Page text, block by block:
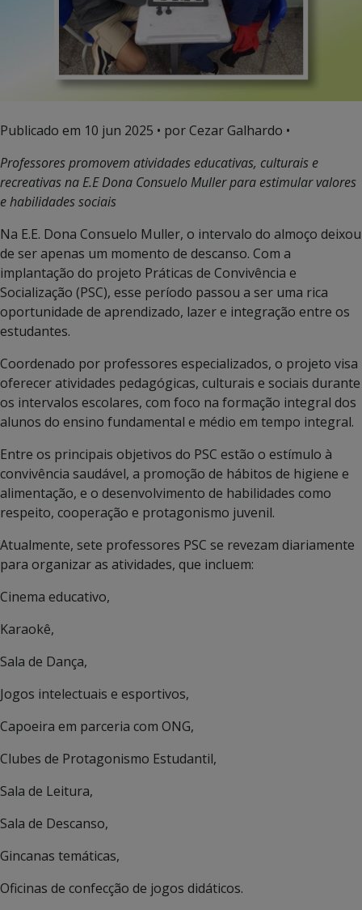
Publicado em 10 jun 2025 • por Cezar Galhardo •
Professores promovem atividades educativas, culturais e
recreativas na E.E Dona Consuelo Muller para estimular valores
e habilidades sociais
Na E.E. Dona Consuelo Muller, o intervalo do almoço deixou
de ser apenas um momento de descanso. Com a
implantação do projeto Práticas de Convivência e
Socialização (PSC), esse período passou a ser uma rica
oportunidade de aprendizado, lazer e integração entre os
estudantes.
Coordenado por professores especializados, o projeto visa
oferecer atividades pedagógicas, culturais e sociais durante
os intervalos escolares, com foco na formação integral dos
alunos do ensino fundamental e médio em tempo integral.
Entre os principais objetivos do PSC estão o estímulo à
convivência saudável, a promoção de hábitos de higiene e
alimentação, e o desenvolvimento de habilidades como
respeito, cooperação e protagonismo juvenil.
Atualmente, sete professores PSC se revezam diariamente
para organizar as atividades, que incluem:
Cinema educativo,
Karaokê,
Sala de Dança,
Jogos intelectuais e esportivos,
Capoeira em parceria com ONG,
Clubes de Protagonismo Estudantil,
Sala de Leitura,
Sala de Descanso,
Gincanas temáticas,
Oficinas de confecção de jogos didáticos.